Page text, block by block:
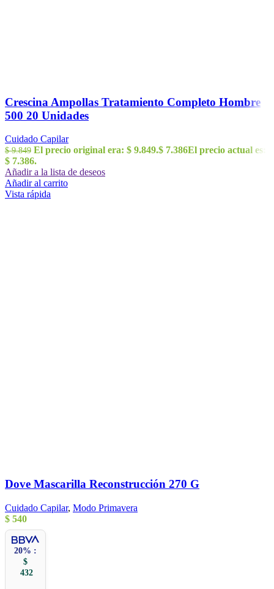
Crescina Ampollas Tratamiento Completo Hombre
500 20 Unidades
Cuidado Capilar
$9.849 El precio original era: $ 9.849.$ 7.386El precio actual es:
$ 7.386.
Añadir a la lista de deseos
Añadir al carrito
Vista rápida
Dove Mascarilla Reconstrucción 270 G
Cuidado Capilar, Modo Primavera
$ 540
20% :
$
432